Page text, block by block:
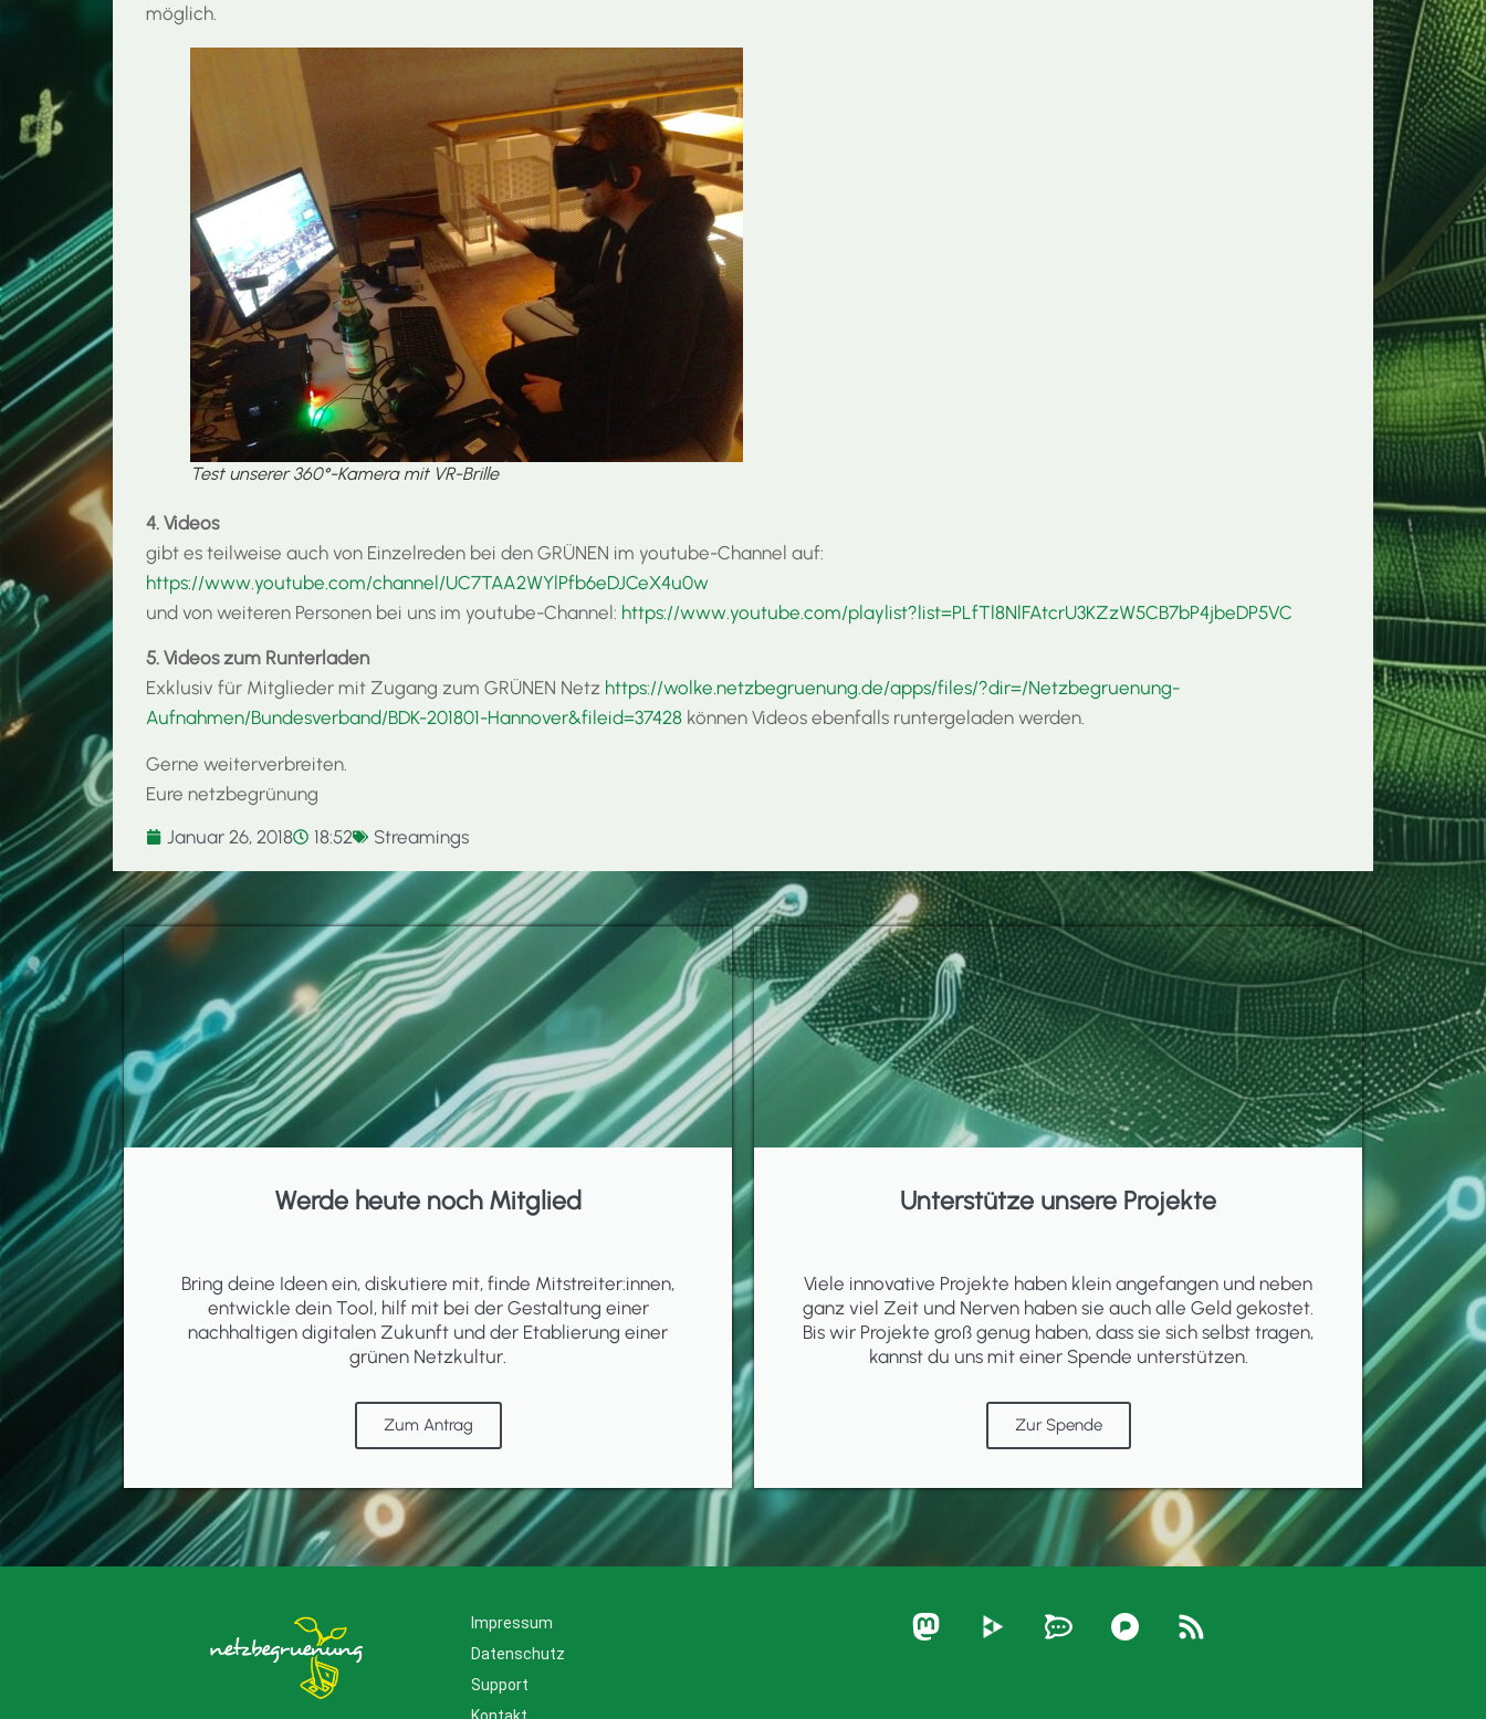
möglich.
Test unserer 360°-Kamera mit VR-Brille
4. Videos
gibt es teilweise auch von Einzelreden bei den GRÜNEN im youtube-Channel auf:
https://www.youtube.com/channel/UC7TAA2WYlPfb6eDJCeX4u0w
und von weiteren Personen bei uns im youtube-Channel: https://www.youtube.com/playlist?list=PLfTl8NlFAtcrU3KZzW5CB7bP4jbeDP5VC
5. Videos zum Runterladen
Exklusiv für Mitglieder mit Zugang zum GRÜNEN Netz https://wolke.netzbegruenung.de/apps/files/?dir=/Netzbegruenung-
Aufnahmen/Bundesverband/BDK-201801-Hannover&fileid=37428 können Videos ebenfalls runtergeladen werden.
Gerne weiterverbreiten.
Eure netzbegrünung
Januar 26, 2018
18:52 Streamings
Werde heute noch Mitglied
Bring deine Ideen ein, diskutiere mit, finde Mitstreiter:innen,
entwickle dein Tool, hilf mit bei der Gestaltung einer
nachhaltigen digitalen Zukunft und der Etablierung einer
grünen Netzkultur.
Zum Antrag
Unterstütze unsere Projekte
Viele innovative Projekte haben klein angefangen und neben
ganz viel Zeit und Nerven haben sie auch alle Geld gekostet.
Bis wir Projekte groß genug haben, dass sie sich selbst tragen,
kannst du uns mit einer Spende unterstützen.
Zur Spende
Impressum
Datenschutz
Support